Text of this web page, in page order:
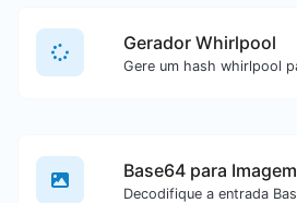
Gerador Whirlpool
Base64 para Imagem